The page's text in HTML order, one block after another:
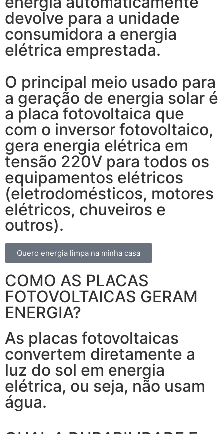
devolve para a unidade
consumidora a energia
elétrica emprestada.
O principal meio usado para
a geração de energia solar é
a placa fotovoltaica que
com o inversor fotovoltaico,
gera energia elétrica em
tensão 220V para todos os
equipamentos elétricos
(eletrodomésticos, motores
elétricos, chuveiros e
outros).
Quero energia limpa na minha casa
COMO AS PLACAS
FOTOVOLTAICAS GERAM
ENERGIA?
As placas fotovoltaicas
convertem diretamente a
luz do sol em energia
elétrica, ou seja, não usam
água.